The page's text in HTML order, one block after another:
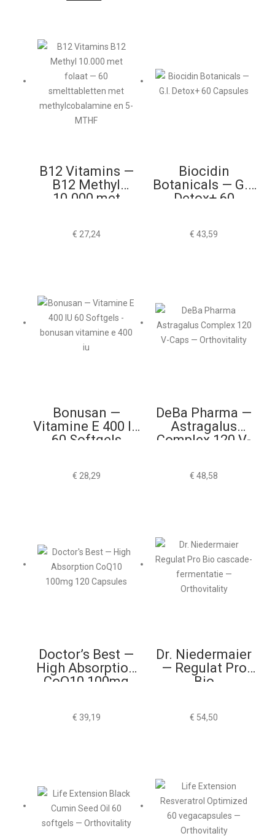
B12 Vitamins —
B12 Methyl
10.000 met
€ 27,24
Biocidin
Botanicals — G.I.
Detox+ 60
€ 43,59
Bonusan —
Vitamine E 400 IU
60 Softgels
€ 28,29
DeBa Pharma —
Astragalus
Complex 120 V-
€ 48,58
Doctor’s Best —
High Absorption
CoQ10 100mg
€ 39,19
Dr. Niedermaier
— Regulat Pro
Bio
€ 54,50